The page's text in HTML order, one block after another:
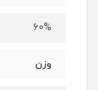
60%
وزن